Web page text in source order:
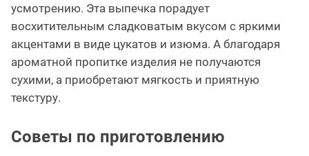
усмотрению. Эта выпечка порадует
восхитительным сладковатым вкусом с яркими
акцентами в виде цукатов и изюма. А благодаря
ароматной пропитке изделия не получаются
сухими, а приобретают мягкость и приятную
текстуру.
Советы по приготовлению